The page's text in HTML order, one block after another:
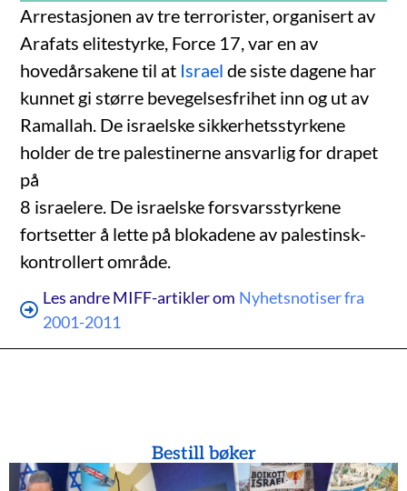
Arrestasjonen av tre terrorister, organisert av
Arafats elitestyrke, Force 17, var en av
hovedårsakene til at Israel de siste dagene har
kunnet gi større bevegelsesfrihet inn og ut av
Ramallah. De israelske sikkerhetsstyrkene
holder de tre palestinerne ansvarlig for drapet
på
8 israelere. De israelske forsvarsstyrkene
fortsetter å lette på blokadene av palestinsk-
kontrollert område.
Les andre MIFF-artikler om Nyhetsnotiser fra
2001-2011
Bestill bøker